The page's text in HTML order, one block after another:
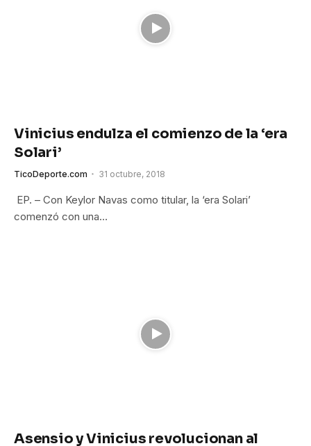
Vinicius endulza el comienzo de la ‘era
Solari’
TicoDeporte.com 31 octubre, 2018
EP. – Con Keylor Navas como titular, la ‘era Solari’
comenzó con una…
Asensio y Vinicius revolucionan al